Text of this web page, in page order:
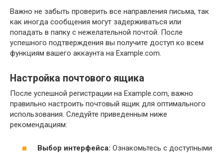
Важно не забыть проверить все направления письма, так
как иногда сообщения могут задерживаться или
попадать в папку с нежелательной почтой. После
успешного подтверждения вы получите доступ ко всем
функциям вашего аккаунта на Example.com.
Настройка почтового ящика
После успешной регистрации на Example.com, важно
правильно настроить почтовый ящик для оптимального
использования. Следуйте приведенным ниже
рекомендациям:
Выбор интерфейса: Ознакомьтесь с доступными